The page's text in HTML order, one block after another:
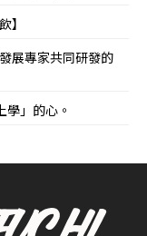
】
展專家共同研發的
」的心。